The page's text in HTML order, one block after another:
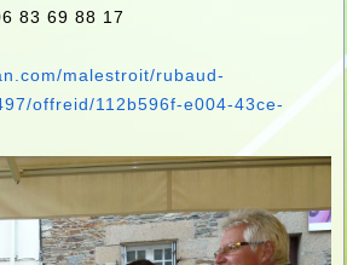
83 69 88 17
malestroit/rubaud-
offreid/112b596f-e004-43ce-